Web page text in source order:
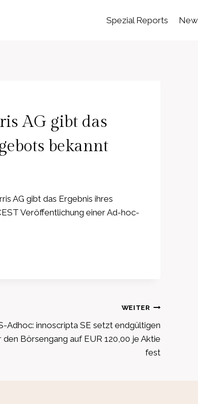
Spezial Reports
AG gibt das
bekannt
AG gibt das Ergebnis ihres
Veröffentlichung einer Ad-hoc-
WEITER
Adhoc: innoscripta SE setzt endgültigen
den Börsengang auf EUR 120,00 je Aktie
fest